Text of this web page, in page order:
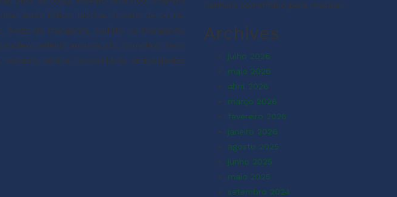
ácido fólico, biotina, cloreto de colina,
de manganês, sulfato de manganês,
selênio aminoácido, complexo ferro
sódica, neospiridina, antioxidantes
Nenhum comentário para mostrar.
Archives
julho 2026
maio 2026
abril 2026
março 2026
fevereiro 2026
janeiro 2026
agosto 2025
junho 2025
maio 2025
setembro 2024